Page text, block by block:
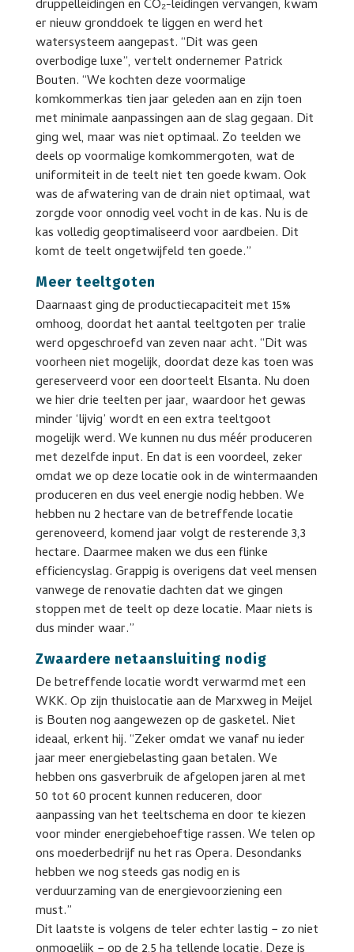
druppelleidingen en CO₂-leidingen vervangen, kwam
er nieuw gronddoek te liggen en werd het
watersysteem aangepast. “Dit was geen
overbodige luxe”, vertelt ondernemer Patrick
Bouten. “We kochten deze voormalige
komkommerkas tien jaar geleden aan en zijn toen
met minimale aanpassingen aan de slag gegaan. Dit
ging wel, maar was niet optimaal. Zo teelden we
deels op voormalige komkommergoten, wat de
uniformiteit in de teelt niet ten goede kwam. Ook
was de afwatering van de drain niet optimaal, wat
zorgde voor onnodig veel vocht in de kas. Nu is de
kas volledig geoptimaliseerd voor aardbeien. Dit
komt de teelt ongetwijfeld ten goede.”
Meer teeltgoten
Daarnaast ging de productiecapaciteit met 15%
omhoog, doordat het aantal teeltgoten per tralie
werd opgeschroefd van zeven naar acht. “Dit was
voorheen niet mogelijk, doordat deze kas toen was
gereserveerd voor een doorteelt Elsanta. Nu doen
we hier drie teelten per jaar, waardoor het gewas
minder ‘lijvig’ wordt en een extra teeltgoot
mogelijk werd. We kunnen nu dus méér produceren
met dezelfde input. En dat is een voordeel, zeker
omdat we op deze locatie ook in de wintermaanden
produceren en dus veel energie nodig hebben. We
hebben nu 2 hectare van de betreffende locatie
gerenoveerd, komend jaar volgt de resterende 3,3
hectare. Daarmee maken we dus een flinke
efficiencyslag. Grappig is overigens dat veel mensen
vanwege de renovatie dachten dat we gingen
stoppen met de teelt op deze locatie. Maar niets is
dus minder waar.”
Zwaardere netaansluiting nodig
De betreffende locatie wordt verwarmd met een
WKK. Op zijn thuislocatie aan de Marxweg in Meijel
is Bouten nog aangewezen op de gasketel. Niet
ideaal, erkent hij. “Zeker omdat we vanaf nu ieder
jaar meer energiebelasting gaan betalen. We
hebben ons gasverbruik de afgelopen jaren al met
50 tot 60 procent kunnen reduceren, door
aanpassing van het teeltschema en door te kiezen
voor minder energiebehoeftige rassen. We telen op
ons moederbedrijf nu het ras Opera. Desondanks
hebben we nog steeds gas nodig en is
verduurzaming van de energievoorziening een
must.”
Dit laatste is volgens de teler echter lastig − zo niet